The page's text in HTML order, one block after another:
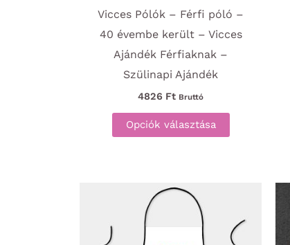
Vicces Pólók – Férfi póló –
40 évembe került – Vicces
Ajándék Férfiaknak –
Szülinapi Ajándék
4826 Ft Bruttó
Opciók választása
Ennek
a
van.
A